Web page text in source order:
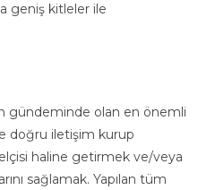
geniş kitleler ile
gündeminde olan en önemli
doğru iletişim kurup
haline getirmek ve/veya
sağlamak. Yapılan tüm